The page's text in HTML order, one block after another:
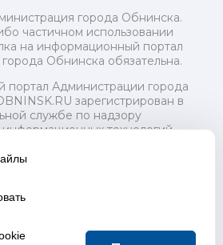
города Обнинска.
частичном использовании
на информационный портал
Обнинска обязательна.
Администрации города
зарегистрирован в
службе по надзору
информационных технологий
(Роскомнадзор) 24 июля
2018 года.
регистрации Эл № ФС77-73321
(исполнительно-
городского округа "Город
редактор: Байкова Е.А.
почты Редакции: